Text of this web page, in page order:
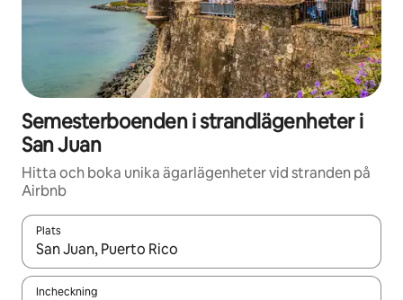
Semesterboenden i strandlägenheter i
San Juan
Hitta och boka unika ägarlägenheter vid stranden på
Airbnb
Plats
När resultaten är tillgängliga kan du navigera med upp- och
Incheckning